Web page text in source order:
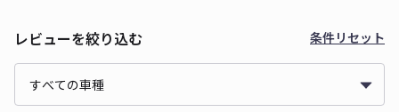
レビューを絞り込む 条件リセット